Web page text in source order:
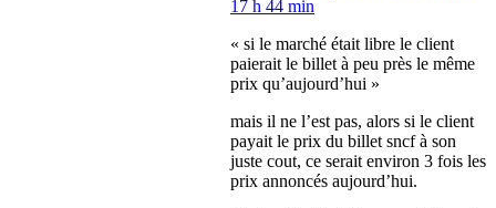
17 h 44 min
« si le marché était libre le client
paierait le billet à peu près le même
prix qu’aujourd’hui »
mais il ne l’est pas, alors si le client
payait le prix du billet sncf à son
juste cout, ce serait environ 3 fois les
prix annoncés aujourd’hui.